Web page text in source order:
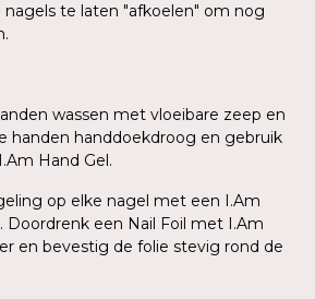
te laten "afkoelen" om nog
wassen met vloeibare zeep en
handen handdoekdroog en gebruik
Hand Gel.
op elke nagel met een I.Am
Doordrenk een Nail Foil met I.Am
en bevestig de folie stevig rond de